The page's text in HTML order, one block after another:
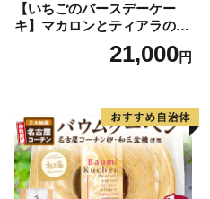
【いちごのバースデーケー
キ】マカロンとティアラのケ
ーキ スイーツ 日時指定可 デ
ザート 洋菓子 お取り寄せ 愛
デコレーションケーキ ホー
ルケーキ
21,000円